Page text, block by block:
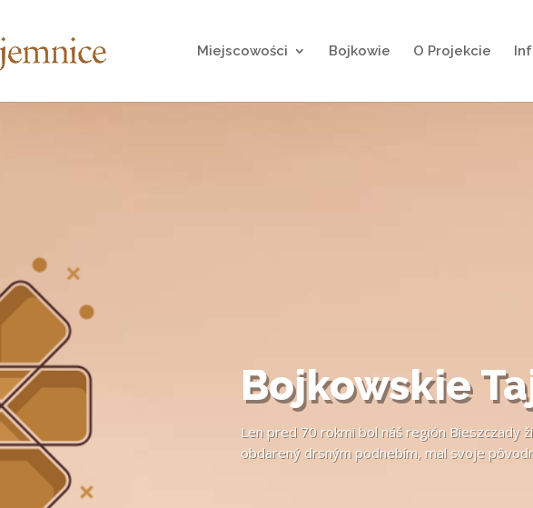
Miejscowości Bojkowie O Projekcie
Bojkowskie
Len pred 70 rokmi bol náš región Bieszczady
obdarený drsným podnebím, mal svoje